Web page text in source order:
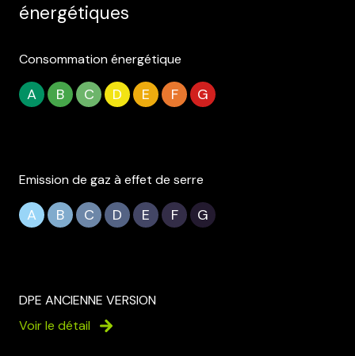
énergétiques
Consommation énergétique
A B C D E F G
Emission de gaz à effet de serre
A B C D E F G
DPE ANCIENNE VERSION
Voir le détail